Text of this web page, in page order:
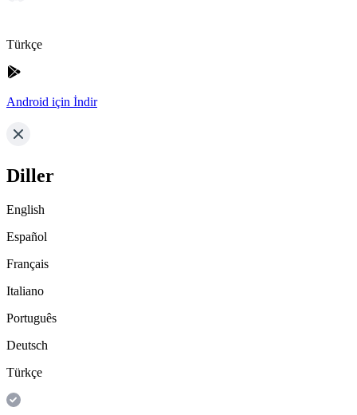
Türkçe
Android için İndir
Diller
English
Español
Français
Italiano
Português
Deutsch
Türkçe